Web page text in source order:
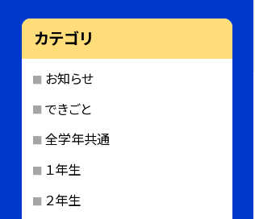
カテゴリ
お知らせ
できごと
全学年共通
１年生
２年生